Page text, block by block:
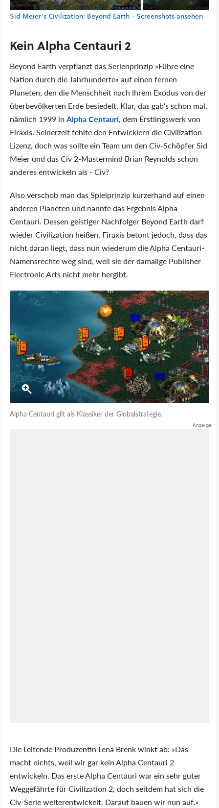
Sid Meier's Civilization: Beyond Earth - Screenshots ansehen
Kein Alpha Centauri 2
Beyond Earth verpflanzt das Serienprinzip »Führe eine
Nation durch die Jahrhunderte« auf einen fernen
Planeten, den die Menschheit nach ihrem Exodus von der
überbevölkerten Erde besiedelt. Klar, das gab's schon mal,
nämlich 1999 in Alpha Centauri, dem Erstlingswerk von
Firaxis. Seinerzeit fehlte den Entwicklern die Civilization-
Lizenz, doch was sollte ein Team um den Civ-Schöpfer Sid
Meier und das Civ 2-Mastermind Brian Reynolds schon
anderes entwickeln als - Civ?
Also verschob man das Spielprinzip kurzerhand auf einen
anderen Planeten und nannte das Ergebnis Alpha
Centauri. Dessen geistiger Nachfolger Beyond Earth darf
wieder Civilization heißen, Firaxis betont jedoch, dass das
nicht daran liegt, dass nun wiederum die Alpha Centauri-
Namensrechte weg sind, weil sie der damalige Publisher
Electronic Arts nicht mehr hergibt.
Alpha Centauri gilt als Klassiker der Globalstrategie.
Die Leitende Produzentin Lena Brenk winkt ab: »Das
macht nichts, weil wir gar kein Alpha Centauri 2
entwickeln. Das erste Alpha Centauri war ein sehr guter
Weggefährte für Civilization 2, doch seitdem hat sich die
Civ-Serie weiterentwickelt. Darauf bauen wir nun auf.«